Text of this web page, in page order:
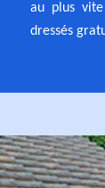
au plus
dressés